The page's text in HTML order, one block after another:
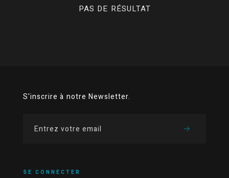
PAS DE RÉSULTAT
S'inscrire à notre Newsletter.
SE CONNECTER